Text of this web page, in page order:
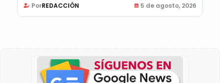
PorREDACCIÓN 5 de agosto, 2026